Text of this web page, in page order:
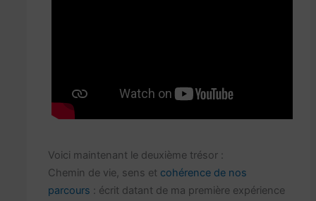
Voici maintenant le deuxième trésor :
Chemin de vie, sens et cohérence de nos
parcours : écrit datant de ma première expérience